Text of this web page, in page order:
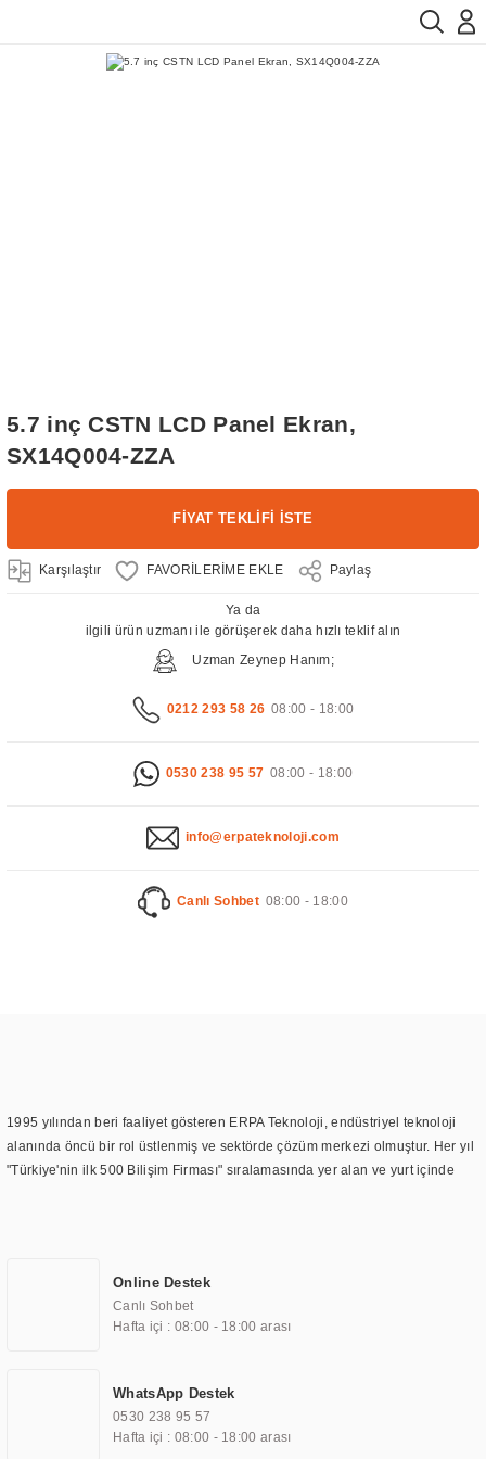
5.7 inç CSTN LCD Panel Ekran,
SX14Q004-ZZA
FİYAT TEKLİFİ İSTE
Karşılaştır Paylaş
Ya da
ilgili ürün uzmanı ile görüşerek daha hızlı teklif alın
Uzman Zeynep Hanım;
0212 293 58 26 08:00 - 18:00
0530 238 95 57 08:00 - 18:00
info@erpateknoloji.com
Canlı Sohbet 08:00 - 18:00
1995 yılından beri faaliyet gösteren ERPA Teknoloji, endüstriyel teknoloji
alanında öncü bir rol üstlenmiş ve sektörde çözüm merkezi olmuştur. Her yıl
"Türkiye'nin ilk 500 Bilişim Firması" sıralamasında yer alan ve yurt içinde
TOCHI markası altında kendi ürettiği ürünlerde kullanmıştır. Günümüzde
TOCHI; videowall, digital signage, kiosk, totem, akıllı durak ekranı, araç içi
ekran, asansör ekranı, digital menüboard, marin ekran, medikal ekran,
ekranları, endüstriyel ekranlar, kapı önü bilgi ekranları, panel PC,
endüstriyel Panel PC, mini PC, endüstriyel mini PC ve akıllı bina sistemleri
gibi çözümleri 4.5" ile 110” boyutları arasında üretebilirken, ayrıca standart
Online Destek
Canlı Sohbet
Hafta içi : 08:00 - 18:00 arası
WhatsApp Destek
0530 238 95 57
Hafta içi : 08:00 - 18:00 arası